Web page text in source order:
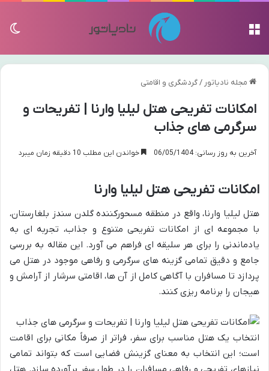
مجله نادیاتور /گردشگری و اقامتی
امکانات تفریحی هتل لیلیا وارنا | تفریحات و
سرگرمی های جذاب
آخرین به روز رسانی: 06/05/1404 خواندن این مطلب 10 دقیقه زمان میبرد
امکانات تفریحی هتل لیلیا وارنا
هتل لیلیا وارنا، واقع در منطقه مسحورکننده گلدن سندز بلغارستان،
با مجموعه ای از امکانات تفریحی متنوع و جذاب، تجربه ای به
یادماندنی را برای هر سلیقه ای فراهم می آورد. این مقاله به بررسی
جامع و دقیق تمامی گزینه های سرگرمی و رفاهی موجود در هتل می
پردازد تا مسافران با آگاهی کامل از آن ها، اقامتی سرشار از آرامش و
هیجان را برنامه ریزی کنند.
انتخاب یک هتل مناسب برای سفر، فراتر از صرفاً مکانی برای اقامت
است؛ این انتخاب به معنای گزینش فضایی است که بتواند تمامی